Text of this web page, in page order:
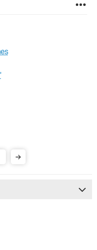
K7N2 Delta2